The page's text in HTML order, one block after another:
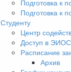
Подготовка к
Подготовка к
Студенту
Центр
Доступ в ЭИОС
Расписание
Архив